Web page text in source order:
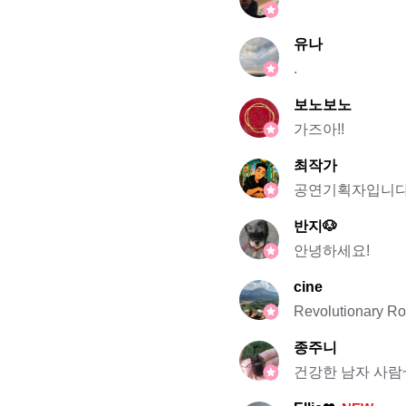
유나
.
보노보노
가즈아!!
최작가
공연기획자입니
반지🐶
안녕하세요!
cine
Revolutionary
종주니
건강한 남자 사람